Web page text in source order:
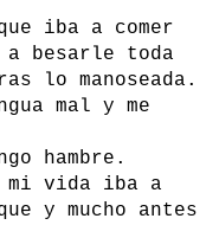
iba a comer
a besarle toda
lo manoseada.
mal y me
hambre.
mi vida iba a
y mucho antes